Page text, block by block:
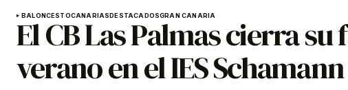
BALONCESTOCANARIASDESTACADOSGRAN CANARIA
El CB Las Palmas cierra
verano en el IES Schamann